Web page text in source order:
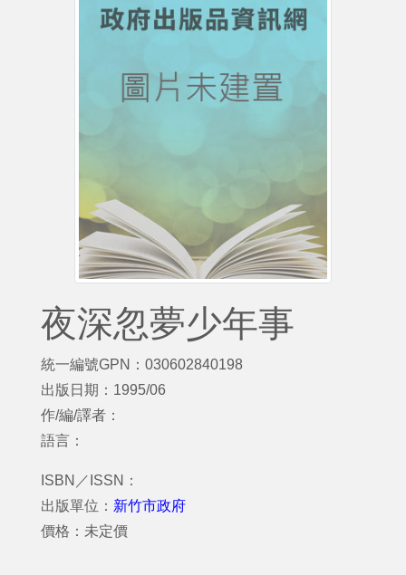
夜深忽夢少年事
統一編號GPN：030602840198
出版日期：1995/06
作/編/譯者：
語言：
ISBN／ISSN：
出版單位： 新竹市政府
價格：未定價